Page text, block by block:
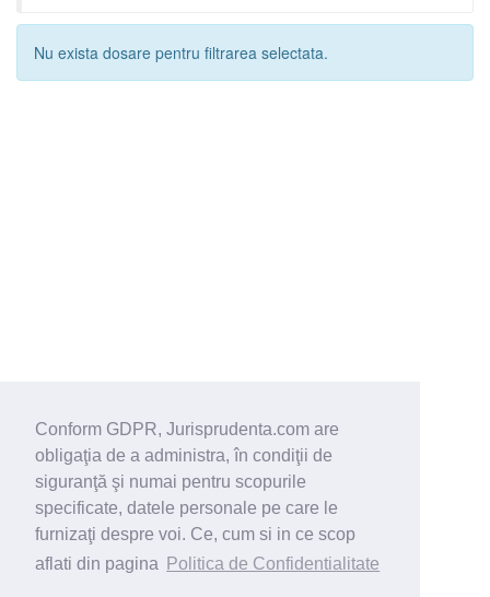
Conform GDPR, Jurisprudenta.com are
obligaţia de a administra, în condiţii de
siguranţă şi numai pentru scopurile
specificate, datele personale pe care le
furnizaţi despre voi. Ce, cum si in ce scop
aflati din pagina
Politica de Confidentialitate
Nu exista dosare pentru filtrarea selectata.